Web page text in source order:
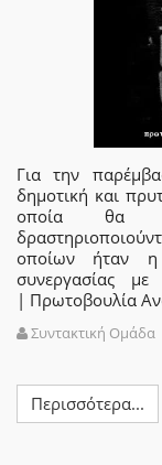
Για την
δημοτική και
οποία θα
οποίων ήταν η
συνεργασίας
| Πρωτοβουλία
Συντακτική Ομάδα
Περισσότερα...